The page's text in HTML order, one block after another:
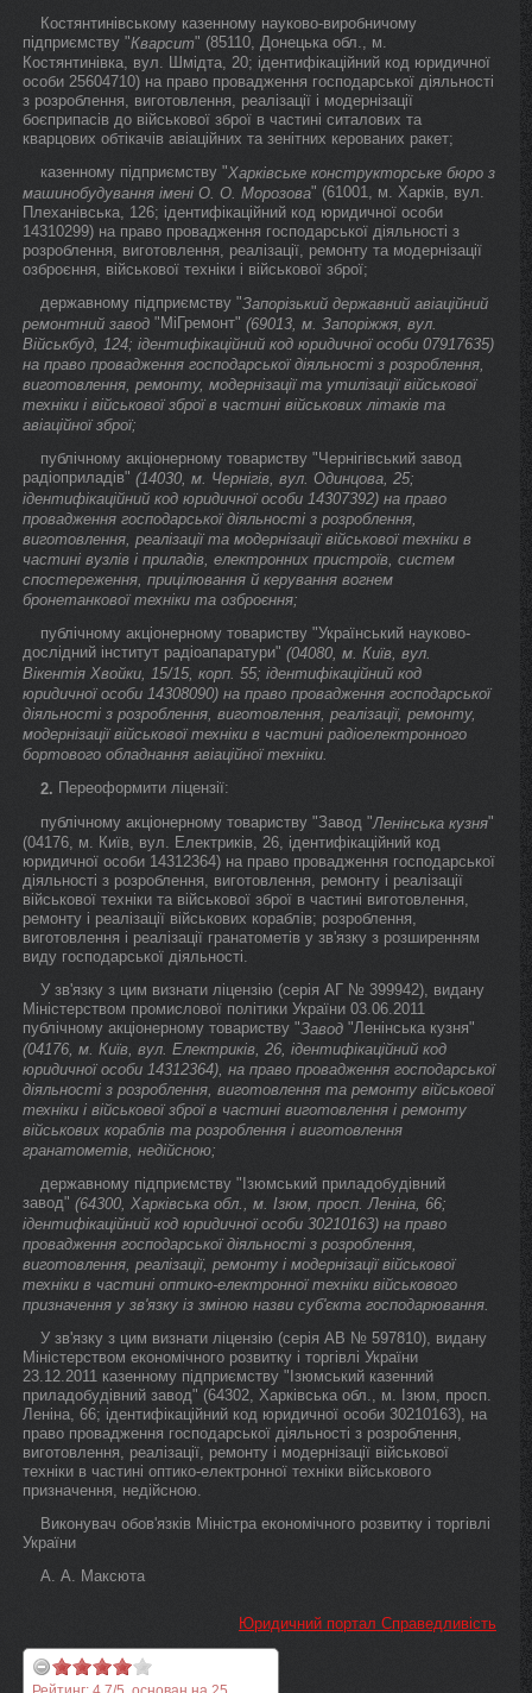
Костянтинівському казенному науково-виробничому
підприємству "Кварсит" (85110, Донецька обл., м.
Костянтинівка, вул. Шмідта, 20; ідентифікаційний код юридичної
особи 25604710) на право провадження господарської діяльності
з розроблення, виготовлення, реалізації і модернізації
боєприпасів до військової зброї в частині ситалових та
кварцових обтікачів авіаційних та зенітних керованих ракет;
казенному підприємству "Харківське конструкторське бюро з
машинобудування імені О. О. Морозова" (61001, м. Харків, вул.
Плеханівська, 126; ідентифікаційний код юридичної особи
14310299) на право провадження господарської діяльності з
розроблення, виготовлення, реалізації, ремонту та модернізації
озброєння, військової техніки і військової зброї;
державному підприємству "Запорізький державний авіаційний
ремонтний завод "МіГремонт" (69013, м. Запоріжжя, вул.
Військбуд, 124; ідентифікаційний код юридичної особи 07917635)
на право провадження господарської діяльності з розроблення,
виготовлення, ремонту, модернізації та утилізації військової
техніки і військової зброї в частині військових літаків та
авіаційної зброї;
публічному акціонерному товариству "Чернігівський завод
радіоприладів" (14030, м. Чернігів, вул. Одинцова, 25;
ідентифікаційний код юридичної особи 14307392) на право
провадження господарської діяльності з розроблення,
виготовлення, реалізації та модернізації військової техніки в
частині вузлів і приладів, електронних пристроїв, систем
спостереження, прицілювання й керування вогнем
бронетанкової техніки та озброєння;
публічному акціонерному товариству "Український науково-
дослідний інститут радіоапаратури" (04080, м. Київ, вул.
Вікентія Хвойки, 15/15, корп. 55; ідентифікаційний код
юридичної особи 14308090) на право провадження господарської
діяльності з розроблення, виготовлення, реалізації, ремонту,
модернізації військової техніки в частині радіоелектронного
бортового обладнання авіаційної техніки.
2. Переоформити ліцензії:
публічному акціонерному товариству "Завод "Ленінська кузня"
(04176, м. Київ, вул. Електриків, 26, ідентифікаційний код
юридичної особи 14312364) на право провадження господарської
діяльності з розроблення, виготовлення, ремонту і реалізації
військової техніки та військової зброї в частині виготовлення,
ремонту і реалізації військових кораблів; розроблення,
виготовлення і реалізації гранатометів у зв'язку з розширенням
виду господарської діяльності.
У зв'язку з цим визнати ліцензію (серія АГ № 399942), видану
Міністерством промислової політики України 03.06.2011
публічному акціонерному товариству "Завод "Ленінська кузня"
(04176, м. Київ, вул. Електриків, 26, ідентифікаційний код
юридичної особи 14312364), на право провадження господарської
діяльності з розроблення, виготовлення та ремонту військової
техніки і військової зброї в частині виготовлення і ремонту
військових кораблів та розроблення і виготовлення
гранатометів, недійсною;
державному підприємству "Ізюмський приладобудівний
завод" (64300, Харківська обл., м. Ізюм, просп. Леніна, 66;
ідентифікаційний код юридичної особи 30210163) на право
провадження господарської діяльності з розроблення,
виготовлення, реалізації, ремонту і модернізації військової
техніки в частині оптико-електронної техніки військового
призначення у зв'язку із зміною назви суб'єкта господарювання.
У зв'язку з цим визнати ліцензію (серія АВ № 597810), видану
Міністерством економічного розвитку і торгівлі України
23.12.2011 казенному підприємству "Ізюмський казенний
приладобудівний завод" (64302, Харківська обл., м. Ізюм, просп.
Леніна, 66; ідентифікаційний код юридичної особи 30210163), на
право провадження господарської діяльності з розроблення,
виготовлення, реалізації, ремонту і модернізації військової
техніки в частині оптико-електронної техніки військового
призначення, недійсною.
Виконувач обов'язків Міністра економічного розвитку і торгівлі
України
А. А. Максюта
Юридичний портал Справедливість